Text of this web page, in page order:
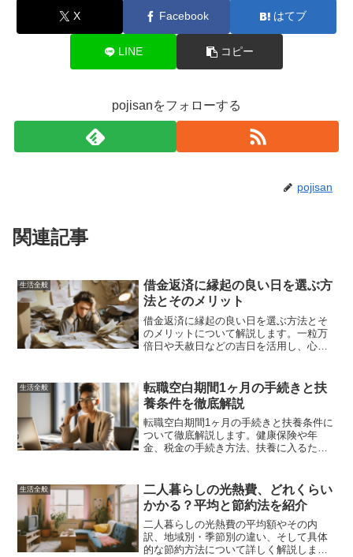
X Facebook はてブ
LINE コピー
pojisanをフォローする
pojisan
関連記事
生活全般
借金返済に縁起の良い日を選ぶ方
法とそのメリット
借金返済に縁起の良い日を選ぶ方法とそ
のメリットについて解説します。一粒万
倍日や天赦日などの吉日を活用し、心理
生活全般
転職空白期間1ヶ月の手続きと扶
養条件を徹底解説
転職空白期間1ヶ月の手続きと扶養条件に
ついて徹底解説します。健康保険や年
金、税金の手続き方法、扶養に入るため
策、手続きをスムーズに進めるためのポ
イントを詳しく解説します。
生活全般
二人暮らしの光熱費、どれくらい
かかる？平均と節約法を紹介
二人暮らしの光熱費の平均額やその内
訳、地域別・季節別の違い、そして具体
的な節約方法について詳しく解説しま